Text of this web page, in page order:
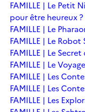
FAMILLE | Le Petit
pour être heureux ?
FAMILLE | Le
FAMILLE | Le
FAMILLE | Le
FAMILLE | Le
FAMILLE | Les
FAMILLE | Les
FAMILLE | Les